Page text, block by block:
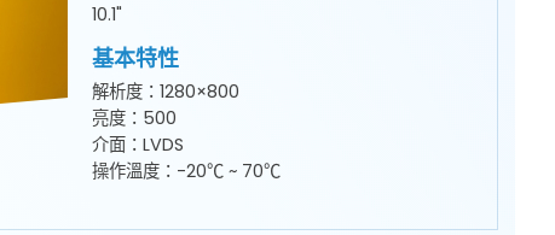
10.1"
基本特性
解析度：1280×800
亮度：500
介面：LVDS
操作溫度：-20℃ ~ 70℃